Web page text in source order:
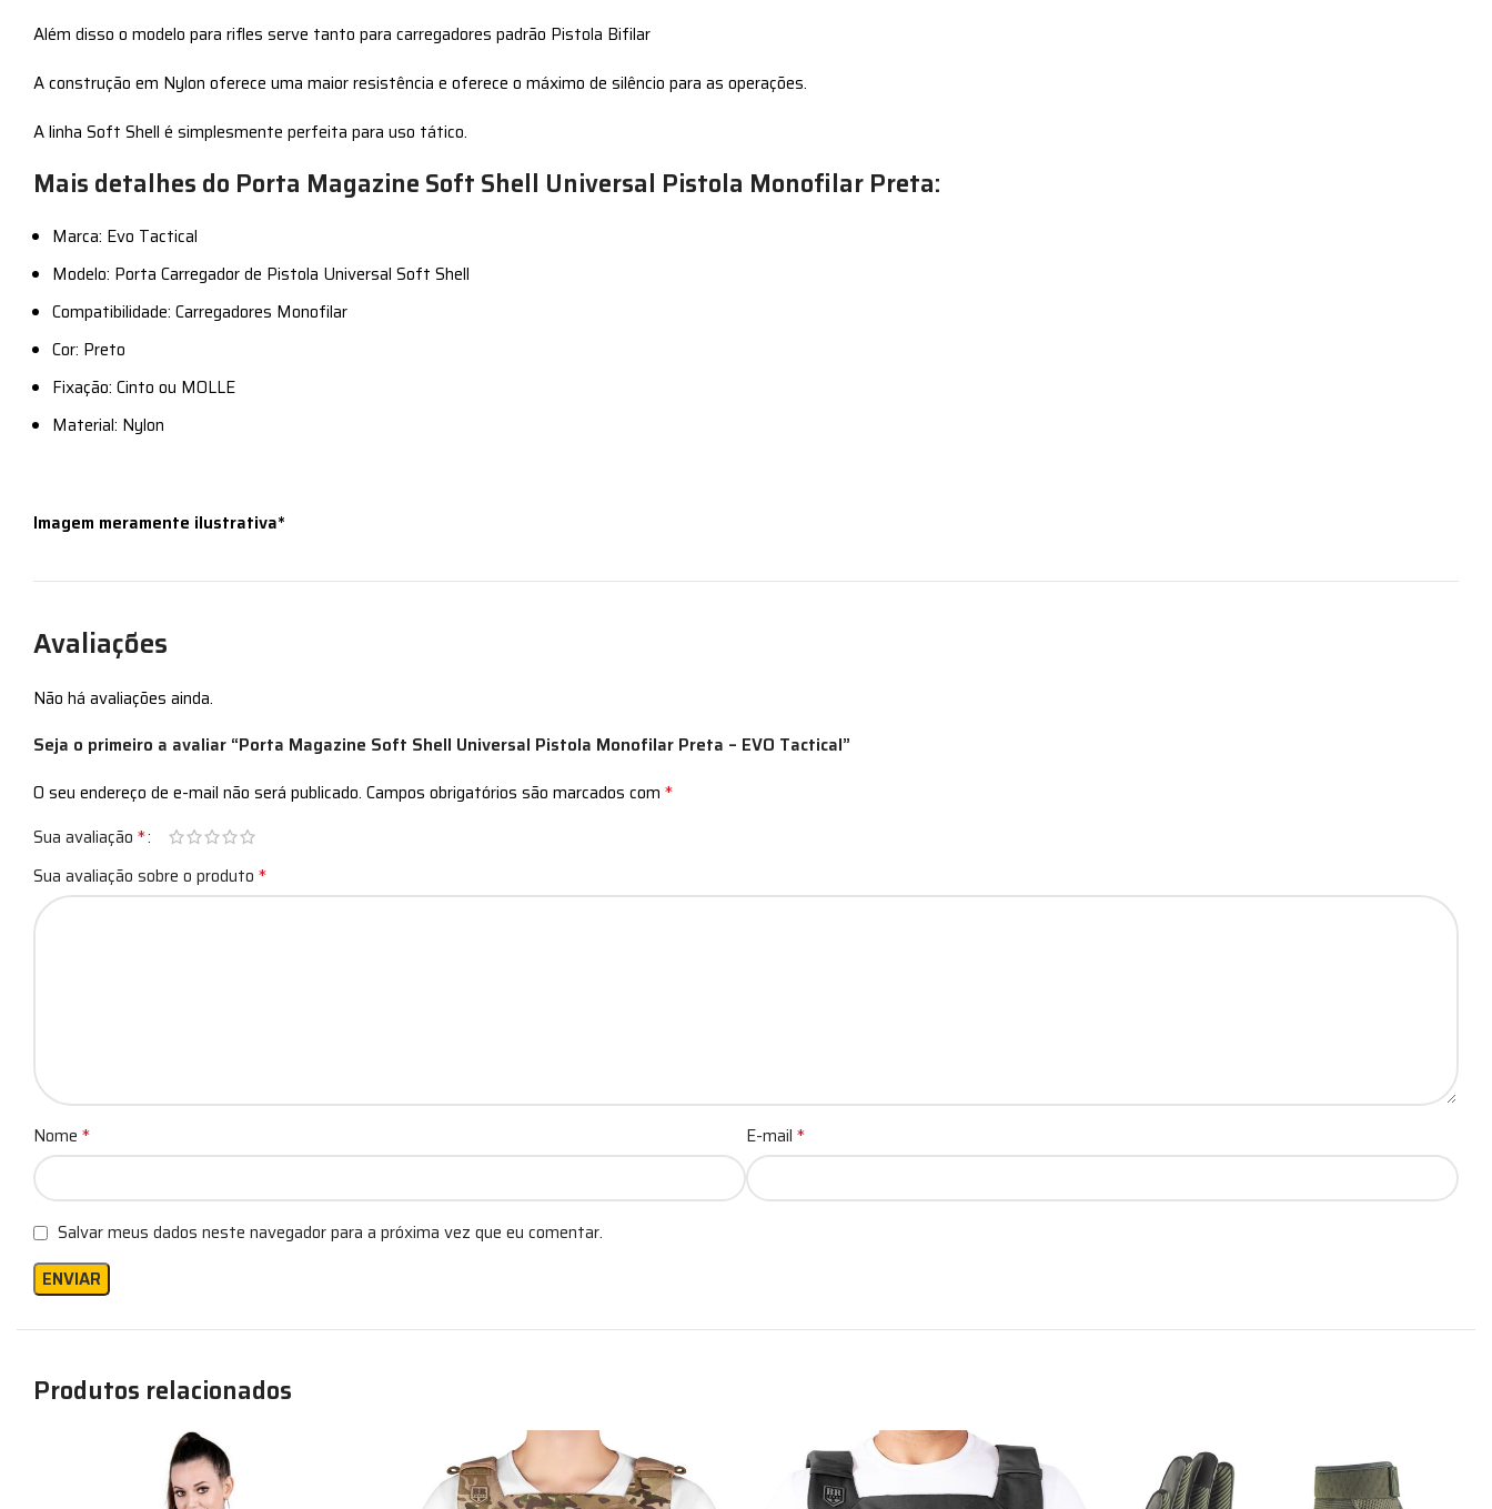
Além disso o modelo para rifles serve tanto para carregadores padrão Pistola Bifilar
A construção em Nylon oferece uma maior resistência e oferece o máximo de silêncio para as operações.
A linha Soft Shell é simplesmente perfeita para uso tático.
Mais detalhes do Porta Magazine Soft Shell Universal Pistola Monofilar Preta:
Marca: Evo Tactical
Modelo: Porta Carregador de Pistola Universal Soft Shell
Compatibilidade: Carregadores Monofilar
Cor: Preto
Fixação: Cinto ou MOLLE
Material: Nylon
Imagem meramente ilustrativa*
Avaliações
Não há avaliações ainda.
Seja o primeiro a avaliar “Porta Magazine Soft Shell Universal Pistola Monofilar Preta – EVO Tactical”
O seu endereço de e-mail não será publicado. Campos obrigatórios são marcados com *
Sua avaliação *
Sua avaliação sobre o produto *
Nome * E-mail *
Salvar meus dados neste navegador para a próxima vez que eu comentar.
Produtos relacionados